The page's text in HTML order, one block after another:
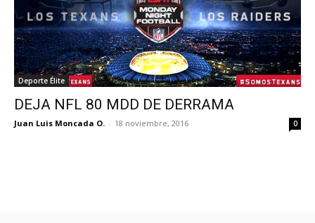
Deporte Élite
DEJA NFL 80 MDD DE DERRAMA
Juan Luis Moncada O. - 18 noviembre, 2016 0